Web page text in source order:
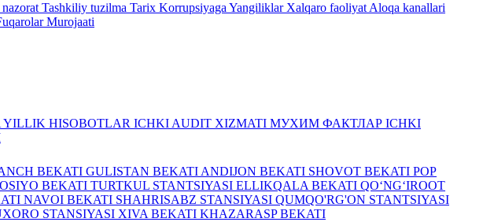
Tashkiliy tuzilma Tarix Korrupsiyaga Yangiliklar Xalqaro faoliyat Aloqa kanallari
Murojaati
HISOBOTLAR ICHKI AUDIT XIZMATI МУХИМ ФАКТЛАР ICHKI
BEKATI GULISTAN BEKATI ANDIJON BEKATI SHOVOT BEKATI POP
BEKATI TURTKUL STANTSIYASI ELLIKQALA BEKATI QO‘NG‘IROOT
NAVOI BEKATI SHAHRISABZ STANSIYASI QUMQO'RG'ON STANTSIYASI
STANSIYASI XIVA BEKATI KHAZARASP BEKATI